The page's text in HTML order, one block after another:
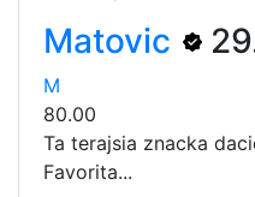
Matovic
M
80.00
Ta terajsia znacka
Favorita...